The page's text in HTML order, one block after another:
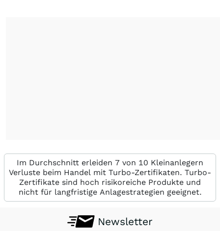
Im Durchschnitt erleiden 7 von 10 Kleinanlegern
Verluste beim Handel mit Turbo-Zertifikaten. Turbo-
Zertifikate sind hoch risikoreiche Produkte und
nicht für langfristige Anlagestrategien geeignet.
Newsletter